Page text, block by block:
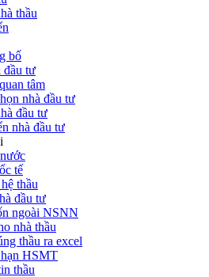
thầu
bố
đầu tư
tâm
nhà đầu tư
đầu tư
nhà đầu tư
tế
thầu
đầu tư
ngoài NSNN
nhà thầu
thầu ra excel
HSMT
thầu